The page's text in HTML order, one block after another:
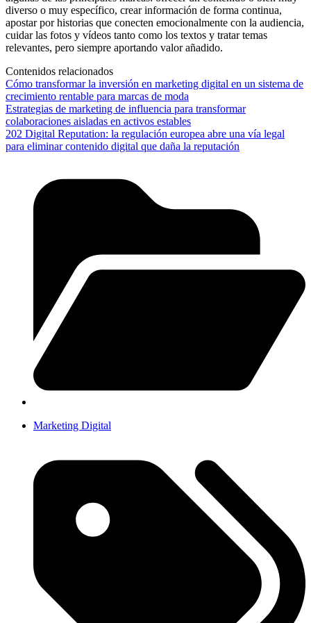
diverso o muy específico, crear información de forma continua,
apostar por historias que conecten emocionalmente con la audiencia,
cuidar las fotos y vídeos tanto como los textos y tratar temas
relevantes, pero siempre aportando valor añadido.
Contenidos relacionados
Cómo transformar la inversión en marketing digital en un sistema de
crecimiento rentable para marcas de moda
Estrategias de marketing de influencia para transformar
colaboraciones aisladas en activos estables
202 Digital Reputation: la regulación europea abre una vía legal
para eliminar contenido digital que daña la reputación
Marketing Digital